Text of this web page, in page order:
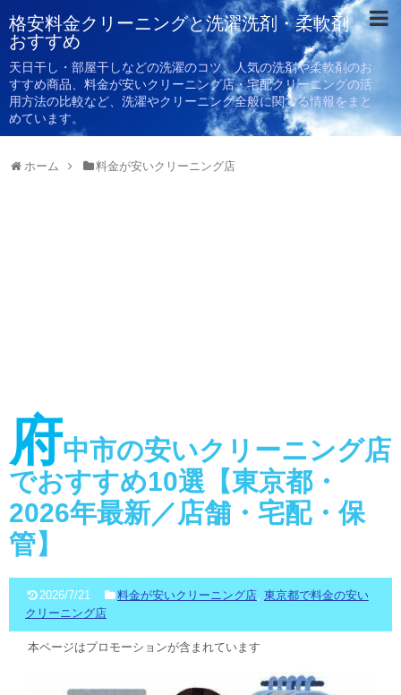
格安料金クリーニングと洗濯洗剤・柔軟剤
おすすめ
天日干し・部屋干しなどの洗濯のコツ、人気の洗剤や柔軟剤のお
すすめ商品、料金が安いクリーニング店・宅配クリーニングの活
用方法の比較など、洗濯やクリーニング全般に関する情報をまと
めています。
ホーム 料金が安いクリーニング店
府中市の安いクリーニング店
でおすすめ10選【東京都・
2026年最新／店舗・宅配・保
管】
2026/7/21 料金が安いクリーニング店, 東京都で料金の安い
クリーニング店
本ページはプロモーションが含まれています